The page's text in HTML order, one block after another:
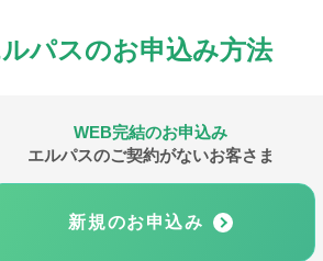
パスのお申込み方法
WEB完結のお申込み
エルパスのご契約がないお客さま
新規のお申込み